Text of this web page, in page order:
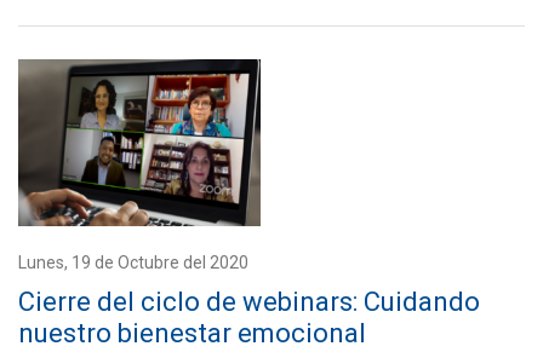
Lunes, 19 de Octubre del 2020
Cierre del ciclo de webinars: Cuidando
nuestro bienestar emocional